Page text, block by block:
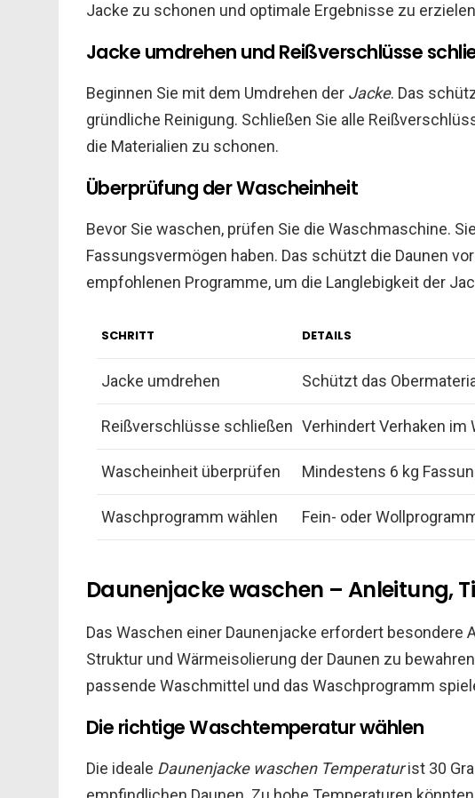
Jacke zu schonen und optimale Ergebnisse zu
Jacke umdrehen und Reißverschlüsse
Beginnen Sie mit dem Umdrehen der Jacke. Das
gründliche Reinigung. Schließen Sie alle
die Materialien zu schonen.
Überprüfung der Wascheinheit
Bevor Sie waschen, prüfen Sie die Waschmaschine.
Fassungsvermögen haben. Das schützt die Daunen
empfohlenen Programme, um die Langlebigkeit der
SCHRITT DETAILS
Jacke umdrehen Schützt das
Reißverschlüsse schließen Verhindert Verhaken im
Wascheinheit überprüfen Mindestens 6 kg
Waschprogramm wählen Fein- oder
Daunenjacke waschen – Anleitung,
Das Waschen einer Daunenjacke erfordert besondere
Struktur und Wärmeisolierung der Daunen zu
passende Waschmittel und das Waschprogramm
Die richtige Waschtemperatur wählen
Die ideale Daunenjacke waschen Temperaturist 30